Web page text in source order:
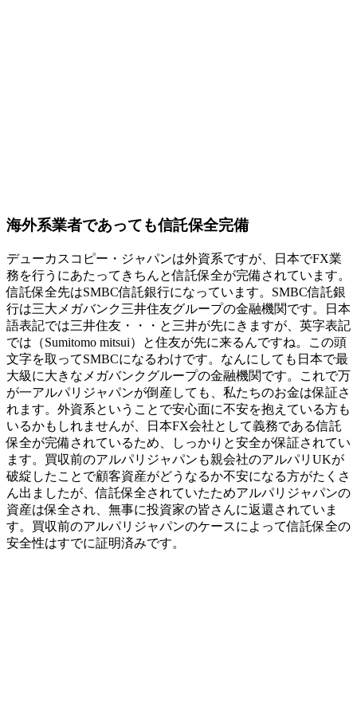
海外系業者であっても信託保全完備
デューカスコピー・ジャパンは外資系ですが、日本でFX業
務を行うにあたってきちんと信託保全が完備されています。
信託保全先はSMBC信託銀行になっています。SMBC信託銀
行は三大メガバンク三井住友グループの金融機関です。日本
語表記では三井住友・・・と三井が先にきますが、英字表記
では（Sumitomo mitsui）と住友が先に来るんですね。この頭
文字を取ってSMBCになるわけです。なんにしても日本で最
大級に大きなメガバンクグループの金融機関です。これで万
が一アルパリジャパンが倒産しても、私たちのお金は保証さ
れます。外資系ということで安心面に不安を抱えている方も
いるかもしれませんが、日本FX会社として義務である信託
保全が完備されているため、しっかりと安全が保証されてい
ます。買収前のアルパリジャパンも親会社のアルパリUKが
破綻したことで顧客資産がどうなるか不安になる方がたくさ
ん出ましたが、信託保全されていたためアルパリジャパンの
資産は保全され、無事に投資家の皆さんに返還されていま
す。買収前のアルパリジャパンのケースによって信託保全の
安全性はすでに証明済みです。